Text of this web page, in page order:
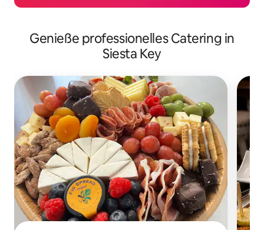
Genieße professionelles Catering in
Siesta Key